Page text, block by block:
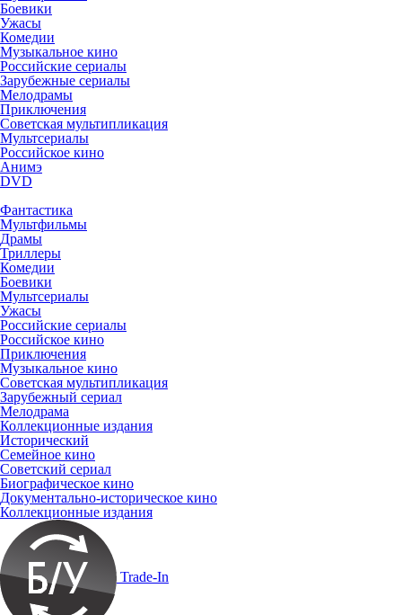
Боевики
Ужасы
Комедии
Музыкальное кино
Российские сериалы
Зарубежные сериалы
Мелодрамы
Приключения
Советская мультипликация
Мультсериалы
Российское кино
Анимэ
DVD
Фантастика
Мультфильмы
Драмы
Триллеры
Комедии
Боевики
Мультсериалы
Ужасы
Российские сериалы
Российское кино
Приключения
Музыкальное кино
Советская мультипликация
Зарубежный сериал
Мелодрама
Коллекционные издания
Исторический
Семейное кино
Советский сериал
Биографическое кино
Документально-историческое кино
Коллекционные издания
Trade-In